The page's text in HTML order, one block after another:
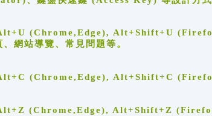
(Chrome,Edge), Alt+Shift+U (Firefox)
、網站導覽、常見問題等。
(Chrome,Edge), Alt+Shift+C
(Chrome,Edge), Alt+Shift+Z